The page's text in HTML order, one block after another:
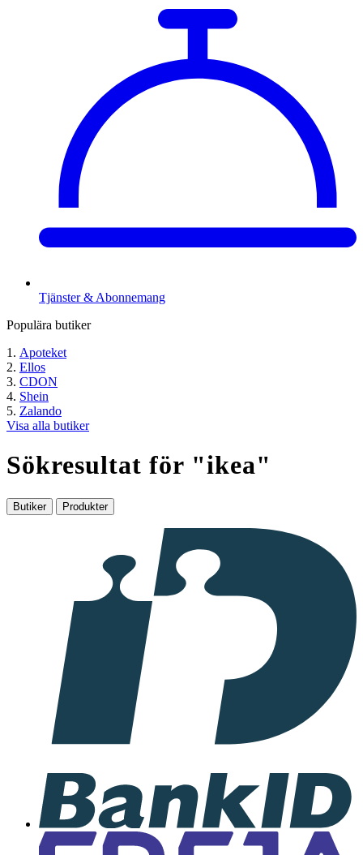
Tjänster & Abonnemang
Populära butiker
Apoteket
Ellos
CDON
Shein
Zalando
Visa alla butiker
Sökresultat för "ikea"
Butiker Produkter